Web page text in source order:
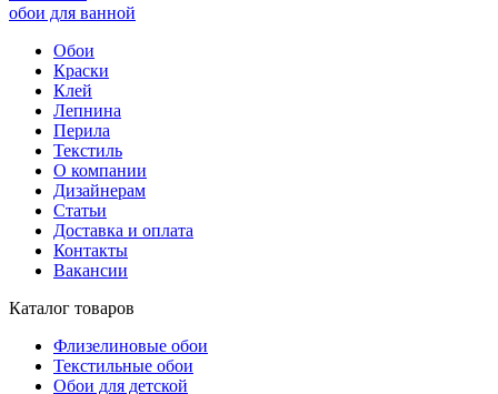
обои для ванной
Обои
Краски
Клей
Лепнина
Перила
Текстиль
О компании
Дизайнерам
Статьи
Доставка и оплата
Контакты
Вакансии
Каталог товаров
Флизелиновые обои
Текстильные обои
Обои для детской